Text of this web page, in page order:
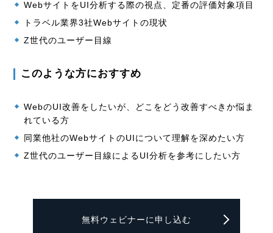
WebサイトをUI分析する際の視点、定番の評価対象項目
トラベル業界3社Webサイトの現状
Z世代のユーザー目線
このような方におすすめ
WebのUI改善をしたいが、どこをどう改善すべきか悩ま
れている方
同業他社のWebサイトのUIについて理解を深めたい方
Z世代のユーザー目線によるUI分析を参考にしたい方
無料ウェビナーに申し込む